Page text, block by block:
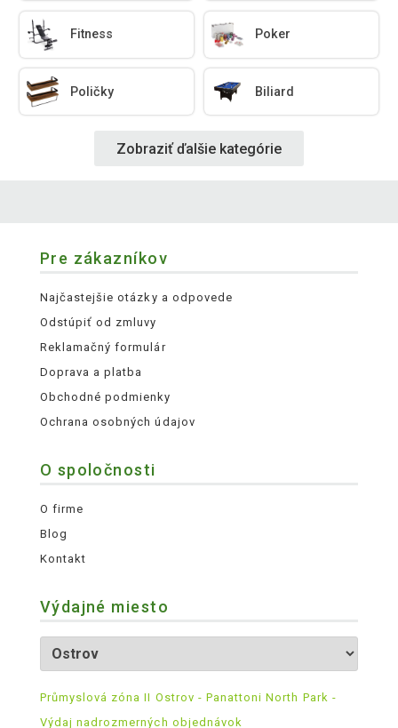
Fitness Poker
Poličky Biliard
Zobraziť ďalšie kategórie
Pre zákazníkov
Najčastejšie otázky a odpovede
Odstúpiť od zmluvy
Reklamačný formulár
Doprava a platba
Obchodné podmienky
Ochrana osobných údajov
O spoločnosti
O firme
Blog
Kontakt
Výdajné miesto
Průmyslová zóna II Ostrov - Panattoni North Park -
Výdaj nadrozmerných objednávok